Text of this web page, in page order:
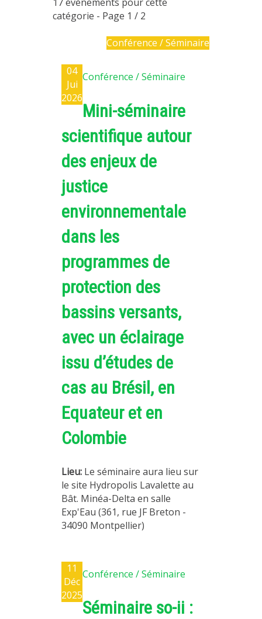
PLATEFORMES EXPÉRIMENTALES
PROJETS TERMINÉS
NOS RÉSEAUX SCIENTIFIQUES ET TECHNIQUES
SÉMINAIRES RÉGULIERS
FORMATION CONTINUE
FORMATION DOCTORALE
PRODUCTION
MÉTHODES ET OUTILS
PUBLICATIONS SUR HAL
NOTES THÉMATIQUES
NOS TRAVAUX EN VIDÉO
catégorie - Page 1 / 2
Conférence / Séminaire
04
Jui
2026
Conférence / Séminaire
Mini-séminaire
scientifique autour
des enjeux de
justice
environnementale
dans les
programmes de
protection des
bassins versants,
avec un éclairage
issu d’études de
cas au Brésil, en
Equateur et en
Colombie
Lieu: Le séminaire aura lieu sur
le site Hydropolis Lavalette au
Bât. Minéa-Delta en salle
Exp'Eau (361, rue JF Breton -
34090 Montpellier)
11
Déc
2025
Conférence / Séminaire
Séminaire so-ii :